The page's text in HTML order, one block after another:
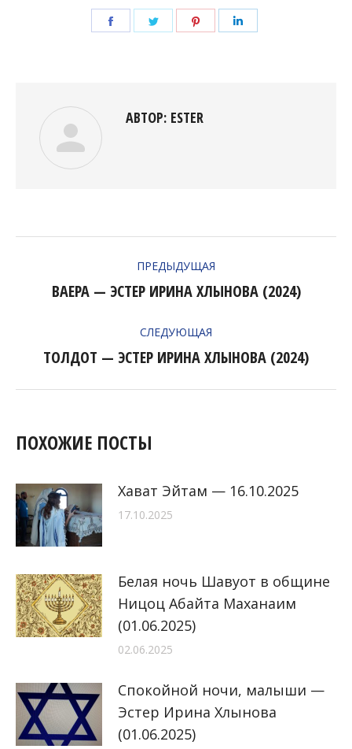
ПоделитьсяПоделитьсяПоделиться
АВТОР: ESTER
ПРЕДЫДУЩАЯ
Предыдущая
ВАЕРА — ЭСТЕР ИРИНА ХЛЫНОВА (2024)
СЛЕДУЮЩАЯ
Следующая
ТОЛДОТ — ЭСТЕР ИРИНА ХЛЫНОВА (2024)
ПОХОЖИЕ ПОСТЫ
Хават Эйтам — 16.10.2025
17.10.2025
Белая ночь Шавуот в общине
Ницоц Абайта Маханаим
(01.06.2025)
02.06.2025
Спокойной ночи, малыши —
Эстер Ирина Хлынова
(01.06.2025)